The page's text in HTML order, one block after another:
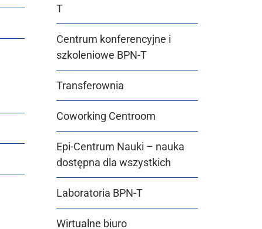
T
Centrum konferencyjne i
szkoleniowe BPN-T
Transferownia
Coworking Centroom
Epi-Centrum Nauki – nauka
dostępna dla wszystkich
Laboratoria BPN-T
Wirtualne biuro